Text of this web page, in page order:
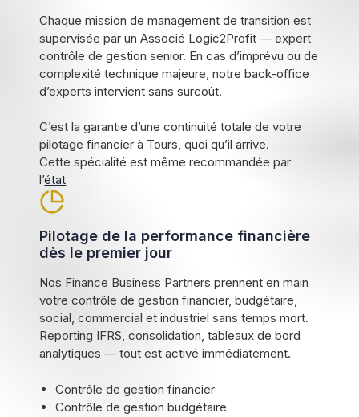
Chaque mission de management de transition est
supervisée par un Associé Logic2Profit — expert
contrôle de gestion senior. En cas d’imprévu ou de
complexité technique majeure, notre back-office
d’experts intervient sans surcoût.
C’est la garantie d’une continuité totale de votre
pilotage financier à Tours, quoi qu’il arrive.
Cette spécialité est même recommandée par
l’état
Pilotage de la performance financière
dès le premier jour
Nos Finance Business Partners prennent en main
votre contrôle de gestion financier, budgétaire,
social, commercial et industriel sans temps mort.
Reporting IFRS, consolidation, tableaux de bord
analytiques — tout est activé immédiatement.
Contrôle de gestion financier
Contrôle de gestion budgétaire